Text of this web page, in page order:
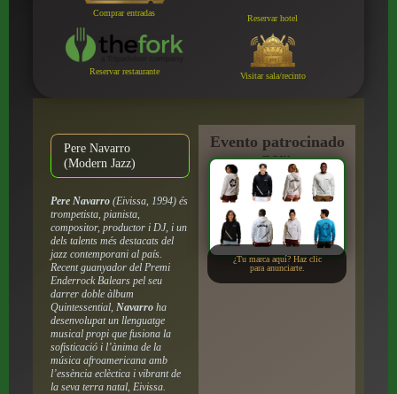
Comprar entradas
Reservar hotel
Reservar restaurante Visitar sala/recinto
Pere Navarro
(Modern Jazz)
Pere Navarro(Eivissa, 1994) és
trompetista, pianista,
compositor, productor i DJ, i un
dels talents més destacats del
jazz contemporani al país.
Recent guanyador del Premi
Enderrock Balears pel seu
darrer doble àlbum
Quintessential, Navarroha
desenvolupat un llenguatge
musical propi que fusiona la
sofisticació i l’ànima de la
música afroamericana amb
l’essència eclèctica i vibrant de
la seva terra natal, Eivissa.
Evento patrocinado
por:
¿Tu marca aquí? Haz clic
para anunciarte.